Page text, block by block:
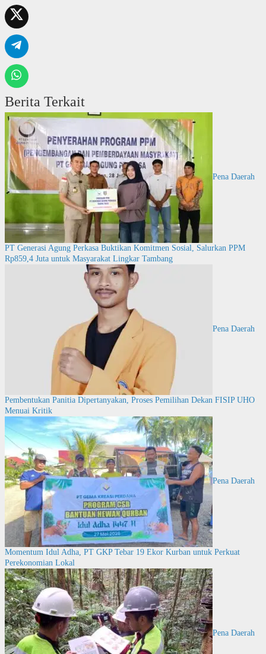
Berita Terkait
Pena Daerah
PT Generasi Agung Perkasa Buktikan Komitmen Sosial, Salurkan PPM
Rp859,4 Juta untuk Masyarakat Lingkar Tambang
Pena Daerah
Pembentukan Panitia Dipertanyakan, Proses Pemilihan Dekan FISIP UHO
Menuai Kritik
Pena Daerah
Momentum Idul Adha, PT GKP Tebar 19 Ekor Kurban untuk Perkuat
Perekonomian Lokal
Pena Daerah